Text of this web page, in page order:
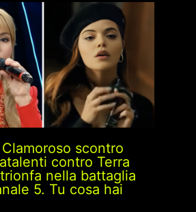
scontro
contro Terra
nella battaglia
5. Tu cosa hai